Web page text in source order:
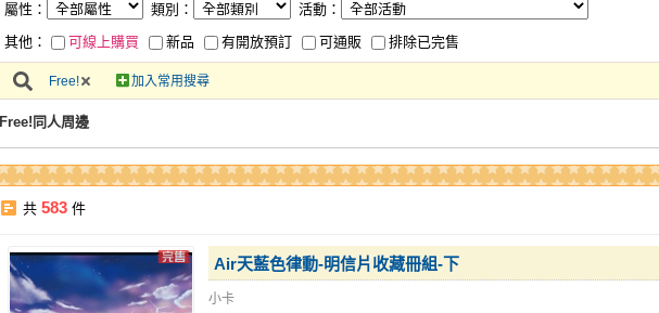
屬性： 類別：
活動：
其他：
可線上購買 新品 有開放預訂 可通販 排除已完售
Free! 加入常用搜尋
Free!同人周邊
共 583 件
Air天藍色律動-明信片收藏冊組-下
小卡